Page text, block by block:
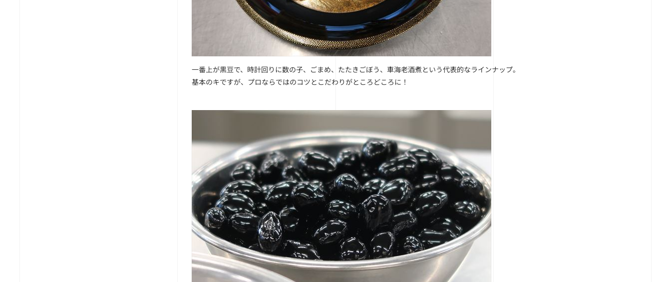
一番上が黒豆で、時計回りに数の子、ごまめ、たたきごぼう、車海老酒煮という代表的なラインナップ。
基本のキですが、プロならではのコツとこだわりがところどころに！